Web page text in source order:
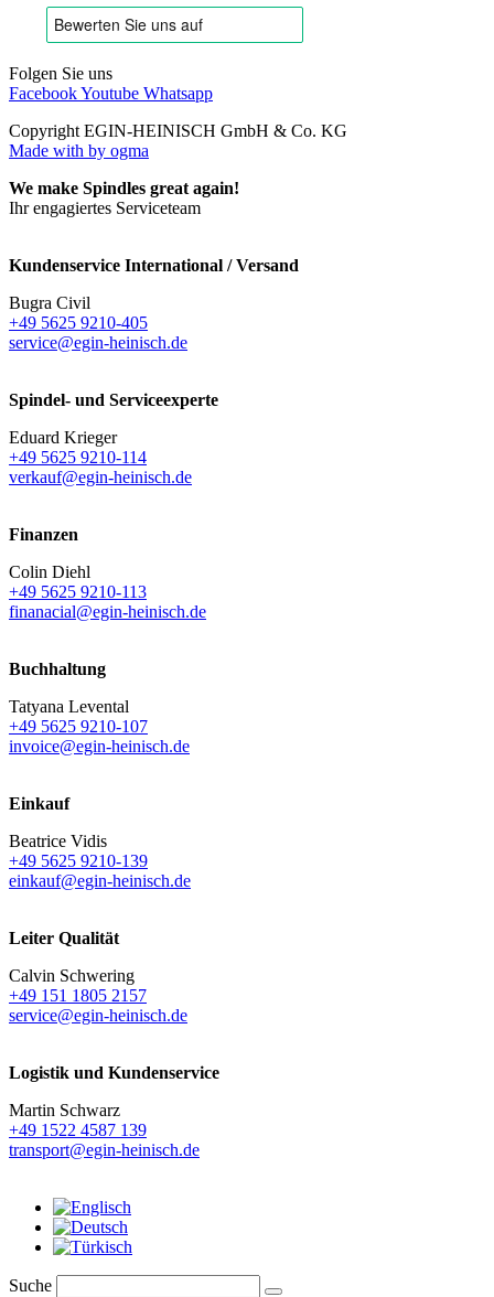
Folgen Sie uns
FacebookYoutube Whatsapp
Copyright EGIN-HEINISCH GmbH & Co. KG
Made with by ogma
We make Spindles great again!
Ihr engagiertes Serviceteam
Kundenservice International / Versand
Bugra Civil
+49 5625 9210-405
service@egin-heinisch.de
Spindel- und Serviceexperte
Eduard Krieger
+49 5625 9210-114
verkauf@egin-heinisch.de
Finanzen
Colin Diehl
+49 5625 9210-113
finanacial@egin-heinisch.de
Buchhaltung
Tatyana Levental
+49 5625 9210-107
invoice@egin-heinisch.de
Einkauf
Beatrice Vidis
+49 5625 9210-139
einkauf@egin-heinisch.de
Leiter Qualität
Calvin Schwering
+49 151 1805 2157
service@egin-heinisch.de
Logistik und Kundenservice
Martin Schwarz
+49 1522 4587 139
transport@egin-heinisch.de
Suche